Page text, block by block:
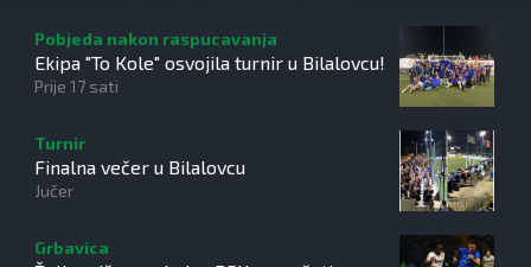
Pobjeda nakon raspucavanja
Ekipa "To Kole" osvojila turnir u Bilalovcu!
Prije 17 sati
Turnir
Finalna večer u Bilalovcu
Jučer
Grbavica